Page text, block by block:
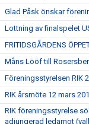
Glad Påsk önskar
Lottning av finalspelet
FRITIDSGÅRDENS
Måns Lööf till
Föreningsstyrelsen RIK
RIK årsmöte 12 mars
RIK föreningsstyrelse
adjungerad ledamot